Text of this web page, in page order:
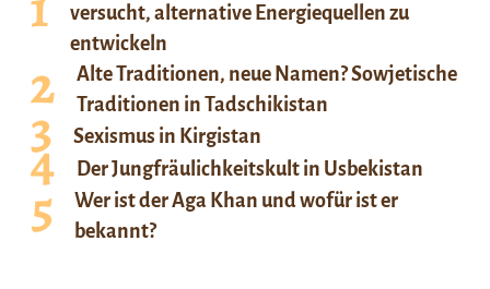
versucht, alternative Energiequellen zu
entwickeln
Alte Traditionen, neue Namen? Sowjetische
Traditionen in Tadschikistan
Sexismus in Kirgistan
Der Jungfräulichkeitskult in Usbekistan
Wer ist der Aga Khan und wofür ist er
bekannt?